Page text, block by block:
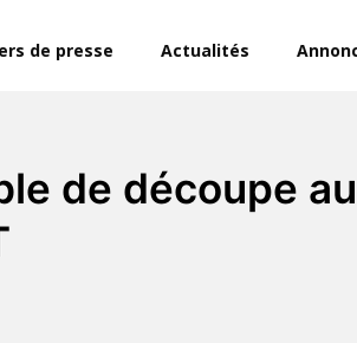
de presse Actualités
de découpe